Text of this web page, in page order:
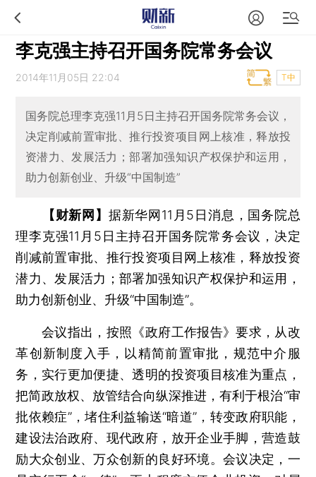
李克强主持召开国务院常务会议
2014年11月05日 22:04 T中
国务院总理李克强11月5日主持召开国务院常务会议，
决定削减前置审批、推行投资项目网上核准，释放投
资潜力、发展活力；部署加强知识产权保护和运用，
助力创新创业、升级“中国制造”
【财新网】 据新华网11月5日消息，国务院总
理李克强11月5日主持召开国务院常务会议，决定
削减前置审批、推行投资项目网上核准，释放投资
潜力、发展活力；部署加强知识产权保护和运用，
助力创新创业、升级“中国制造”。
会议指出，按照《政府工作报告》要求，从改
革创新制度入手，以精简前置审批，规范中介服
务，实行更加便捷、透明的投资项目核准为重点，
把简政放权、放管结合向纵深推进，有利于根治“审
批依赖症”，堵住利益输送“暗道”，转变政府职能，
建设法治政府、现代政府，放开企业手脚，营造鼓
励大众创业、万众创新的良好环境。会议决定，一